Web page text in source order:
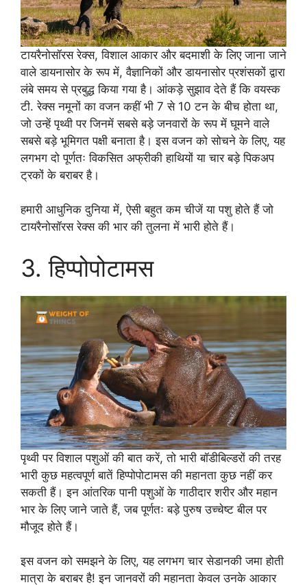
टायरैनोसॉरस रेक्स, विशाल आकार और बदमाशी के लिए जाना जाने
वाले डायनासोर के रूप में, वैज्ञानिकों और डायनासोर प्रशंसकों द्वारा
लंबे समय से प्रबुद्ध किया गया है। आंकड़े सुझाव देते हैं कि वयस्क
टी. रेक्स नमूनों का वजन कहीं भी 7 से 10 टन के बीच होता था,
जो उन्हें पृथ्वी पर जिनमें सबसे बड़े जनवारों के रूप में घूमने वाले
सबसे बड़े भूमिगत पक्षी बनाता है। इस वजन को सोचने के लिए, यह
लगभग दो पूर्णतः विकसित अफ्रीकी हाथियों या चार बड़े पिकअप
ट्रकों के बराबर है।
हमारी आधुनिक दुनिया में, ऐसी बहुत कम चीजें या पशु होते हैं जो
टायरैनोसॉरस रेक्स की भार की तुलना में भारी होते हैं।
3. हिप्पोपोटामस
पृथ्वी पर विशाल पशुओं की बात करें, तो भारी बॉडीबिल्डरों की तरह
भारी कुछ महत्वपूर्ण बातें हिप्पोपोटामस की महानता कुछ नहीं कर
सकती हैं। इन आंतरिक पानी पशुओं के गाठीदार शरीर और महान
भार के लिए जाने जाते हैं, जब पूर्णतः बड़े पुरुष उच्चेष्ट बील पर
मौजूद होते हैं।
इस वजन को समझने के लिए, यह लगभग चार सेडानकी जमा होती
मात्रा के बराबर है! इन जानवरों की महानता केवल उनके आकार